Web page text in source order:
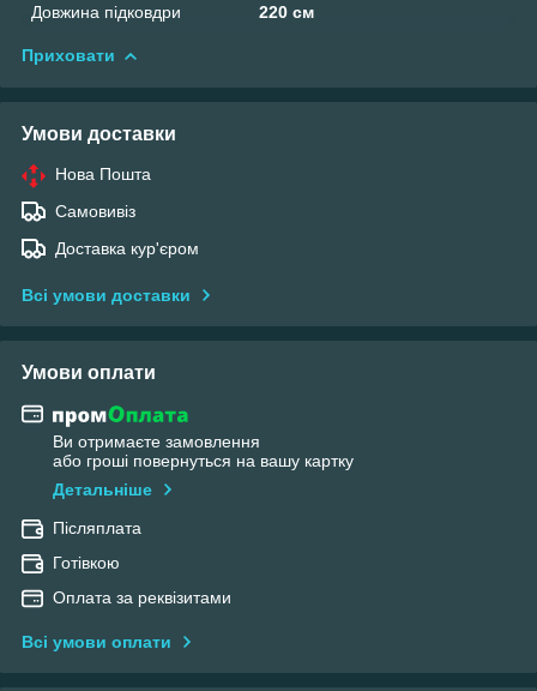
Довжина підковдри
220 см
Приховати
Умови доставки
Нова Пошта
Самовивіз
Доставка кур'єром
Всі умови доставки
Умови оплати
Ви отримаєте замовлення
або гроші повернуться на вашу картку
Детальніше
Післяплата
Готівкою
Оплата за реквізитами
Всі умови оплати